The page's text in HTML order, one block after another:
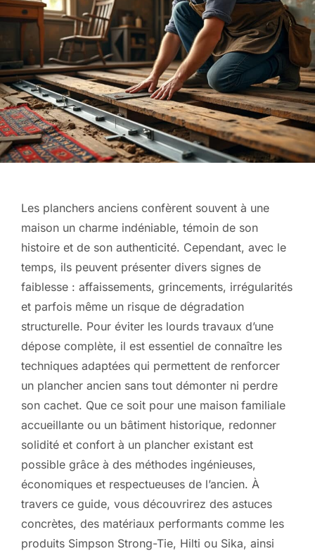
Les planchers anciens confèrent souvent à une
maison un charme indéniable, témoin de son
histoire et de son authenticité. Cependant, avec le
temps, ils peuvent présenter divers signes de
faiblesse : affaissements, grincements, irrégularités
et parfois même un risque de dégradation
structurelle. Pour éviter les lourds travaux d’une
dépose complète, il est essentiel de connaître les
techniques adaptées qui permettent de renforcer
un plancher ancien sans tout démonter ni perdre
son cachet. Que ce soit pour une maison familiale
accueillante ou un bâtiment historique, redonner
solidité et confort à un plancher existant est
possible grâce à des méthodes ingénieuses,
économiques et respectueuses de l’ancien. À
travers ce guide, vous découvrirez des astuces
concrètes, des matériaux performants comme les
produits Simpson Strong-Tie, Hilti ou Sika, ainsi